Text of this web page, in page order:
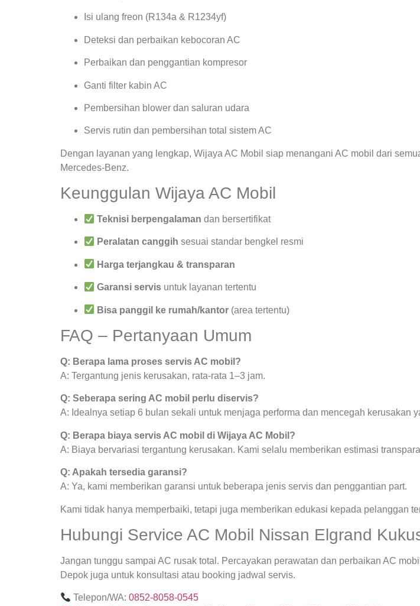
Isi ulang freon (R134a & R1234yf)
Deteksi dan perbaikan kebocoran AC
Perbaikan dan penggantian kompresor
Ganti filter kabin AC
Pembersihan blower dan saluran udara
Servis rutin dan pembersihan total sistem AC
Dengan layanan yang lengkap, Wijaya AC Mobil siap menangani AC mobil dari
Mercedes-Benz.
Keunggulan Wijaya AC Mobil
Teknisi berpengalaman dan bersertifikat
Peralatan canggih sesuai standar bengkel resmi
Harga terjangkau & transparan
Garansi servis untuk layanan tertentu
Bisa panggil ke rumah/kantor (area tertentu)
FAQ – Pertanyaan Umum
Q: Berapa lama proses servis AC mobil?
A: Tergantung jenis kerusakan, rata-rata 1–3 jam.
Q: Seberapa sering AC mobil perlu diservis?
A: Idealnya setiap 6 bulan sekali untuk menjaga performa dan mencegah kerusakan
Q: Berapa biaya servis AC mobil di Wijaya AC Mobil?
A: Biaya bervariasi tergantung kerusakan. Kami selalu memberikan estimasi
Q: Apakah tersedia garansi?
A: Ya, kami memberikan garansi untuk beberapa jenis servis dan penggantian part.
Kami tidak hanya memperbaiki, tetapi juga memberikan edukasi kepada pelanggan
Hubungi Service AC Mobil Nissan Elgrand
Jangan tunggu sampai AC rusak total. Percayakan perawatan dan perbaikan AC
Depok juga untuk konsultasi atau booking jadwal servis.
Telepon/WA:0852-8058-0545